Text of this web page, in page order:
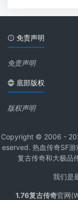
免责声明
免责声明
底部版权
版权声明
Copyright © 2006 -
eserved. 热血传奇SF游
复古传奇和大极品
我们是
1.76复古传奇官网